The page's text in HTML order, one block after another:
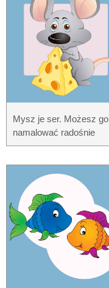
Mysz je ser. Możesz go
namalować radośnie